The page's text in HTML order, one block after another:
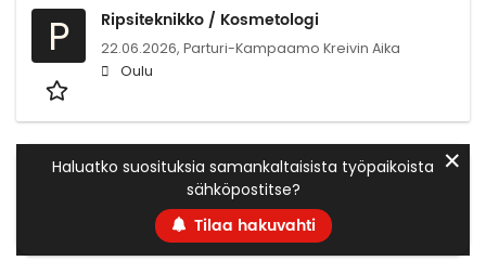
P Ripsiteknikko / Kosmetologi
22.06.2026, Parturi-Kampaamo Kreivin Aika
Oulu
Haluatko suosituksia samankaltaisista työpaikoista
sähköpostitse?
Tilaa hakuvahti
✕